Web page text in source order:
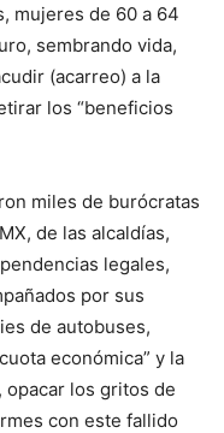
mujeres de 60 a 64
sembrando vida,
(acarreo) a la
los “beneficios
miles de burócratas
de las alcaldías,
legales,
por sus
de autobuses,
económica” y la
los gritos de
con este fallido